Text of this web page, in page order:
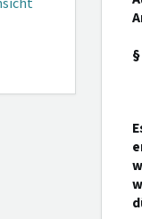
§